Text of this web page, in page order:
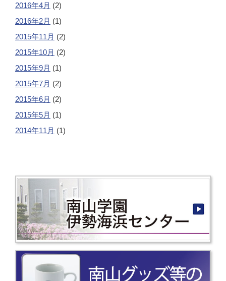
2016年4月 (2)
2016年2月 (1)
2015年11月 (2)
2015年10月 (2)
2015年9月 (1)
2015年7月 (2)
2015年6月 (2)
2015年5月 (1)
2014年11月 (1)